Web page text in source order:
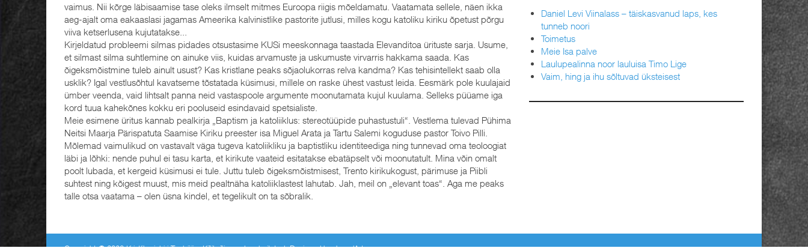
vaimus. Nii kõrge läbisaamise tase oleks ilmselt mitmes Euroopa riigis mõeldamatu. Vaatamata sellele, näen ikka
aeg-ajalt oma eakaaslasi jagamas Ameerika kalvinistlike pastorite jutlusi, milles kogu katoliku kiriku õpetust põrgu
viiva ketserlusena kujutatakse...
Kirjeldatud probleemi silmas pidades otsustasime KUSi meeskonnaga taastada Elevanditoa ürituste sarja. Usume,
et silmast silma suhtlemine on ainuke viis, kuidas arvamuste ja uskumuste virvarris hakkama saada. Kas
õigeksmõistmine tuleb ainult usust? Kas kristlane peaks sõjaolukorras relva kandma? Kas tehisintellekt saab olla
usklik? Igal vestlusõhtul kavatseme tõstatada küsimusi, millele on raske ühest vastust leida. Eesmärk pole kuulajaid
ümber veenda, vaid lihtsalt panna neid vastaspoole argumente moonutamata kujul kuulama. Selleks püüame iga
kord tuua kahekõnes kokku eri pooluseid esindavaid spetsialiste.
Meie esimene üritus kannab pealkirja „Baptism ja katoliiklus: stereotüüpide puhastustuli“. Vestlema tulevad Pühima
Neitsi Maarja Pärispatuta Saamise Kiriku preester isa Miguel Arata ja Tartu Salemi koguduse pastor Toivo Pilli.
Mõlemad vaimulikud on vastavalt väga tugeva katoliikliku ja baptistliku identiteediga ning tunnevad oma teoloogiat
läbi ja lõhki: nende puhul ei tasu karta, et kirikute vaateid esitatakse ebatäpselt või moonutatult. Mina võin omalt
poolt lubada, et kergeid küsimusi ei tule. Juttu tuleb õigeksmõistmisest, Trento kirikukogust, pärimuse ja Piibli
suhtest ning kõigest muust, mis meid pealtnäha katoliiklastest lahutab. Jah, meil on „elevant toas“. Aga me peaks
talle otsa vaatama – olen üsna kindel, et tegelikult on ta sõbralik.
Daniel Levi Viinalass – täiskasvanud laps, kes
tunneb noori
Toimetus
Meie Isa palve
Laulupealinna noor lauluisa Timo Lige
Vaim, hing ja ihu sõltuvad üksteisest